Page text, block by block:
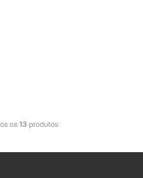
os 13 produtos